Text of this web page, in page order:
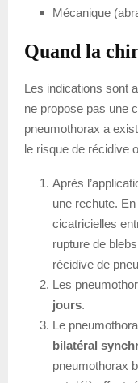
Mécanique
Quand la
Les indications sont
ne propose pas une
pneumothorax a
le risque de récidive
Après
une rechute.
cicatricielles
rupture de
récidive de
Les
jours.
Le
bilatéral
pneumothorax